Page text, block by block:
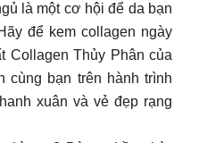
là một cơ hội để da bạn
để kem collagen ngày
Collagen Thủy Phân của
cùng bạn trên hành trình
xuân và vẻ đẹp rạng